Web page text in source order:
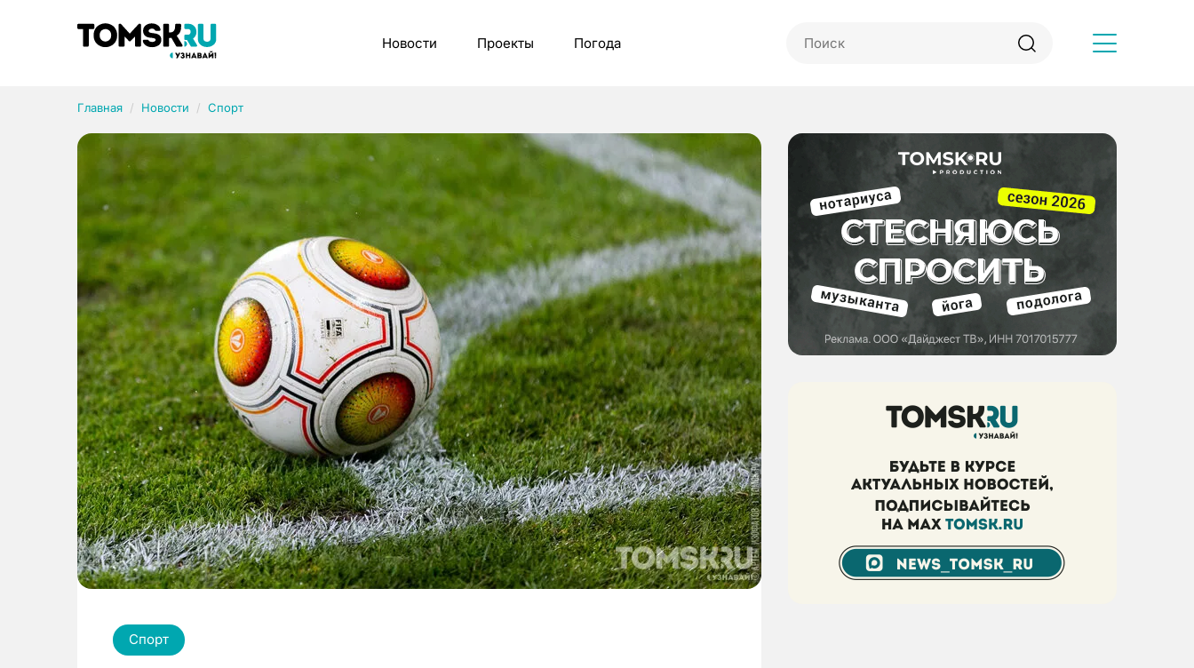
Новости Проекты Погода
Главная Новости Спорт
Спорт
Рубрики